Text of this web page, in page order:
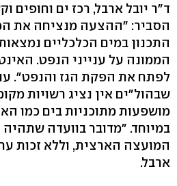
ד"ר יובל ארבל, רכז ים וחופים
הסביר: "ההצעה מנציחה את
התכנון במים הכלכליים
הממונה על ענייני הנפט.
לפתח את הפקת הגז והנפט".
שבהול"ים אין נציג רשויות
מושפעות מתוכניות בים כמו
במיוחד. "מדובר בוועדה
המועצה הארצית, וללא זכות
ארבל.